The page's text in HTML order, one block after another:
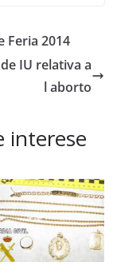
Feria 2014
IU relativa a
l aborto
interese